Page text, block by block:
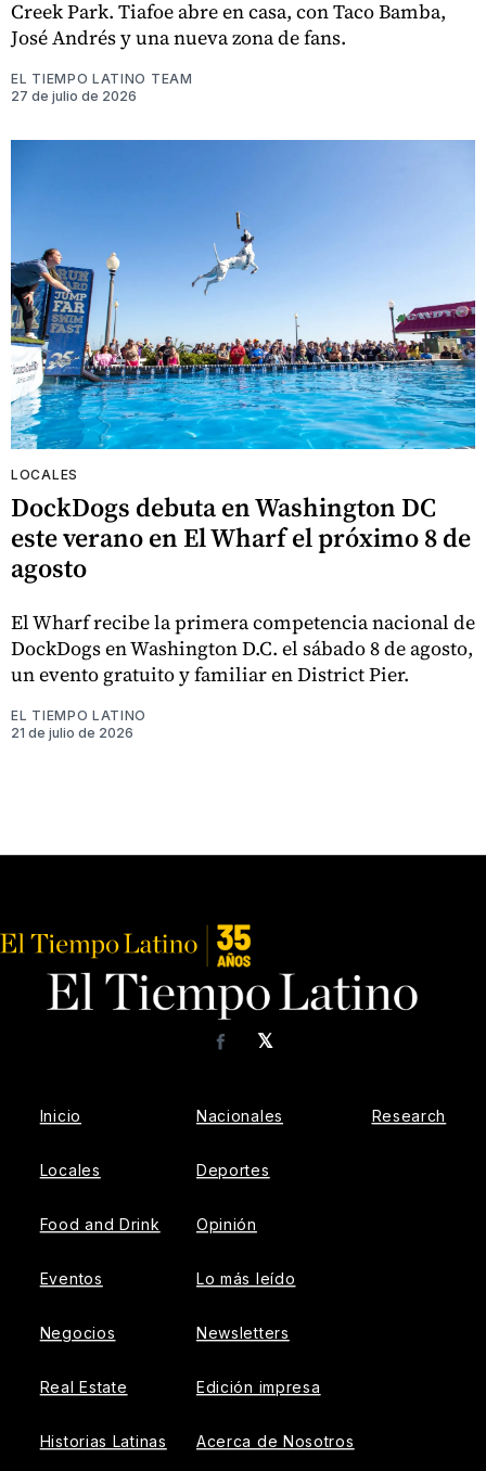
Creek Park. Tiafoe abre en casa, con Taco Bamba,
José Andrés y una nueva zona de fans.
EL TIEMPO LATINO TEAM
27 de julio de 2026
LOCALES
DockDogs debuta en Washington DC
este verano en El Wharf el próximo 8 de
agosto
El Wharf recibe la primera competencia nacional de
DockDogs en Washington D.C. el sábado 8 de agosto,
un evento gratuito y familiar en District Pier.
EL TIEMPO LATINO
21 de julio de 2026
𝕏
Facebook
Inicio
Locales
Food and Drink
Eventos
Negocios
Real Estate
Historias Latinas
Nacionales
Deportes
Opinión
Lo más leído
Newsletters
Edición impresa
Acerca de Nosotros
Research